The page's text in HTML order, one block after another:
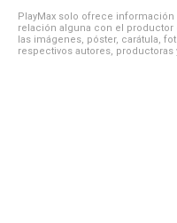
PlayMax solo ofrece
relación alguna con el
las imágenes, póster, carátula,
respectivos autores,